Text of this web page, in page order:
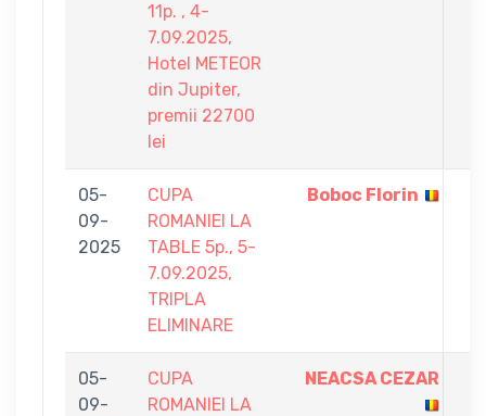
11p. , 4-
7.09.2025,
Hotel METEOR
din Jupiter,
premii 22700
lei
05-
09-
2025
CUPA
ROMANIEI LA
TABLE 5p., 5-
7.09.2025,
TRIPLA
ELIMINARE
Boboc Florin
05-
09-
CUPA
ROMANIEI LA
NEACSA CEZAR